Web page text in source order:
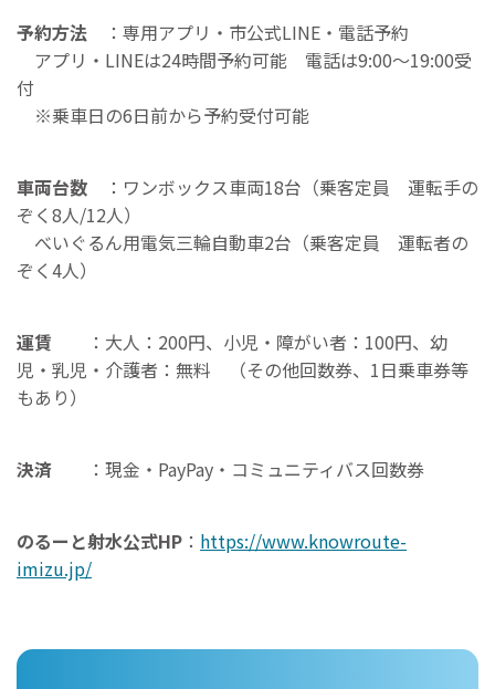
予約方法 ：専用アプリ・市公式LINE・電話予約
アプリ・LINEは24時間予約可能 電話は9:00〜19:00受
付
※乗車日の6日前から予約受付可能
車両台数 ：ワンボックス車両18台（乗客定員 運転手の
ぞく8人/12人）
べいぐるん用電気三輪自動車2台（乗客定員 運転者の
ぞく4人）
運賃 ：大人：200円、小児・障がい者：100円、幼
児・乳児・介護者：無料 （その他回数券、1日乗車券等
もあり）
決済 ：現金・PayPay・コミュニティバス回数券
のるーと射水公式HP ： https://www.knowroute-
imizu.jp/